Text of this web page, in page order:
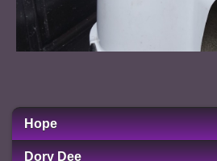
Hope
Dory Dee